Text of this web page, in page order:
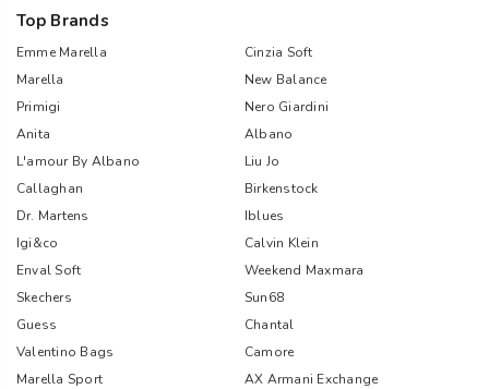
Top Brands
Emme Marella
Cinzia Soft
Marella
New Balance
Primigi
Nero Giardini
Anita
Albano
L'amour By Albano
Liu Jo
Callaghan
Birkenstock
Dr. Martens
Iblues
Igi&co
Calvin Klein
Enval Soft
Weekend Maxmara
Skechers
Sun68
Guess
Chantal
Valentino Bags
Camore
Marella Sport
AX Armani Exchange